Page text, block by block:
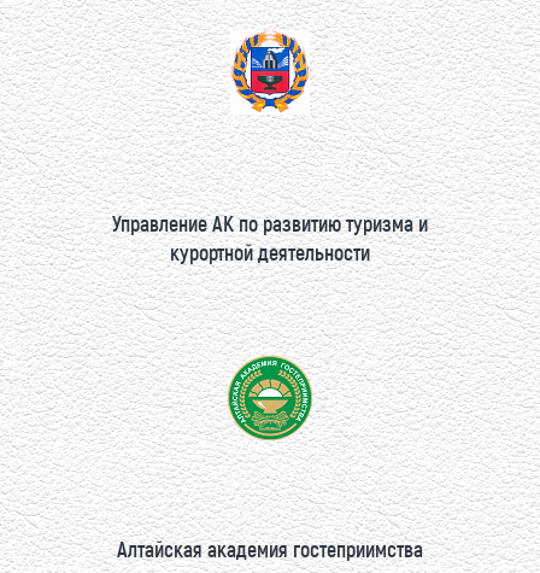
Управление АК по развитию туризма и
курортной деятельности
Алтайская академия гостеприимства